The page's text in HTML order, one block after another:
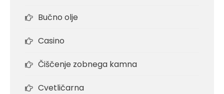
Bučno olje
Casino
Čiščenje zobnega kamna
Cvetličarna